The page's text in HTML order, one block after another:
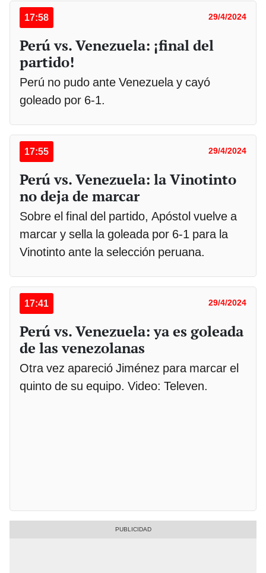
17:58 29/4/2024
Perú vs. Venezuela: ¡final del
partido!
Perú no pudo ante Venezuela y cayó
goleado por 6-1.
17:55 29/4/2024
Perú vs. Venezuela: la Vinotinto
no deja de marcar
Sobre el final del partido, Apóstol vuelve a
marcar y sella la goleada por 6-1 para la
Vinotinto ante la selección peruana.
17:41 29/4/2024
Perú vs. Venezuela: ya es goleada
de las venezolanas
Otra vez apareció Jiménez para marcar el
quinto de su equipo. Video: Televen.